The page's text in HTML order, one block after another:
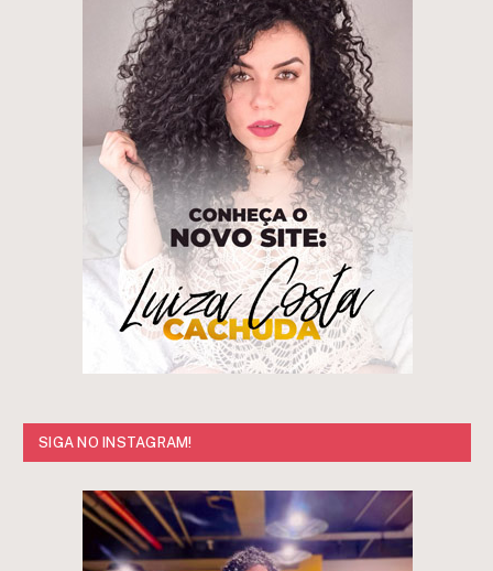
SIGA NO INSTAGRAM!